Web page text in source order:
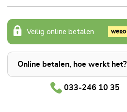
Veilig online betalen
Online betalen, hoe werkt het?
033-246 10 35